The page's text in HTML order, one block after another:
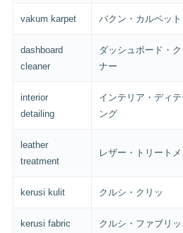
vakum karpet バクン・カルペット
dashboard
cleaner
ダッシュボード・
ナー
interior
detailing
インテリア・ディテ
ング
leather
treatment
レザー・トリートメ
kerusi kulit クルシ・クリッ
kerusi fabric クルシ・ファブリッ